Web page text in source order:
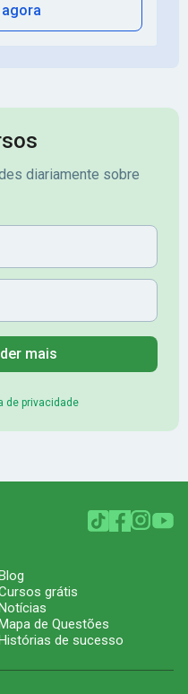
diariamente sobre
mais
de privacidade
grátis
de Questões
de sucesso